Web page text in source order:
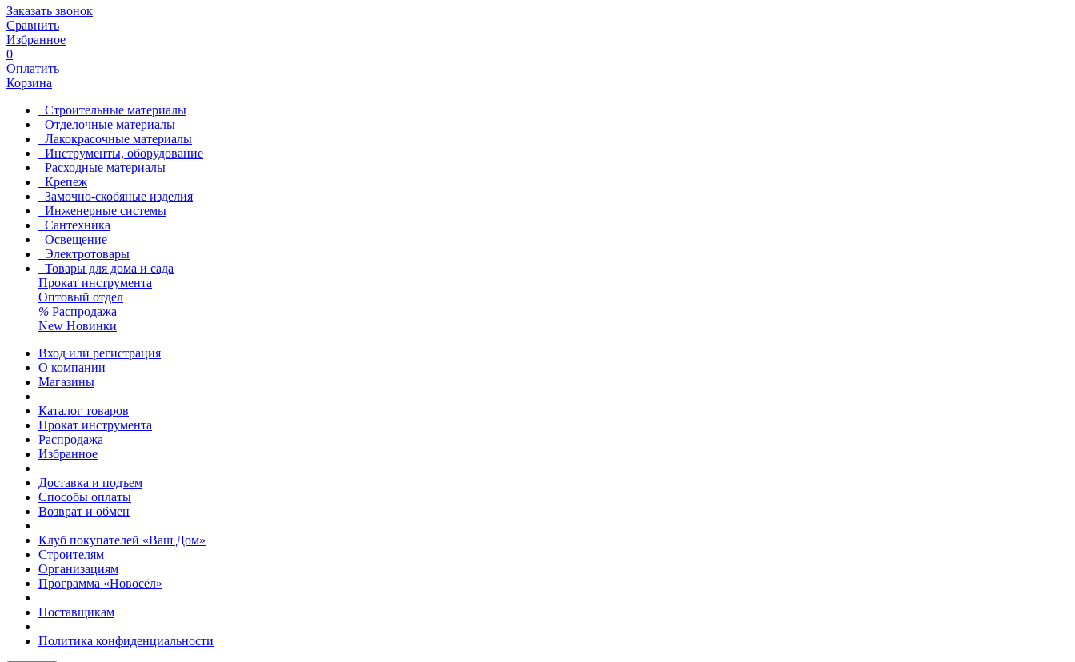
Заказать звонок
Сравнить
Избранное
0
Оплатить
Корзина
Строительные материалы
Отделочные материалы
Лакокрасочные материалы
Инструменты, оборудование
Расходные материалы
Крепеж
Замочно-скобяные изделия
Инженерные системы
Сантехника
Освещение
Электротовары
Товары для дома и сада
Прокат инструмента
Оптовый отдел
% Распродажа
New Новинки
Вход или регистрация
О компании
Магазины
Каталог товаров
Прокат инструмента
Распродажа
Избранное
Доставка и подъем
Способы оплаты
Возврат и обмен
Клуб покупателей «Ваш Дом»
Строителям
Организациям
Программа «Новосёл»
Поставщикам
Политика конфиденциальности